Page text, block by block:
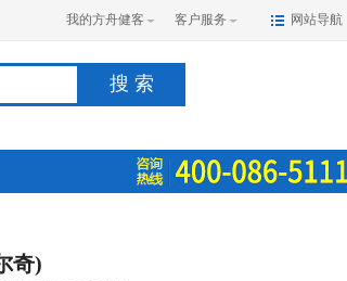
网站导航
客户服务
我的方舟健客
搜 索
奇)